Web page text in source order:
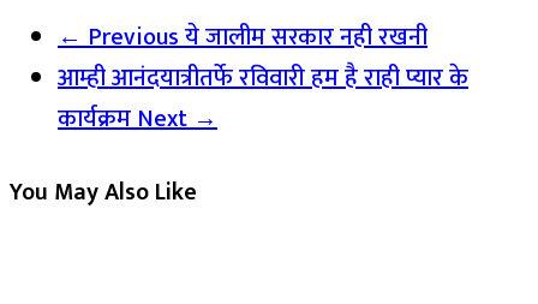
← Previousये जालीम सरकार नही रखनी
आम्ही आनंदयात्रीतर्फे रविवारी हम है राही प्यार के
कार्यक्रमNext →
You May Also Like